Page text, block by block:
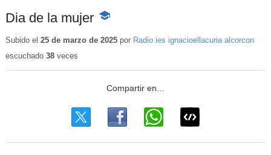
Dia de la mujer -
educativo
Subido el 25 de marzo de 2025por Radio ies ignacioellacuria alcorcon
escuchado 38veces